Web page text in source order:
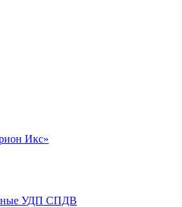
Икс»
УДП СПДВ